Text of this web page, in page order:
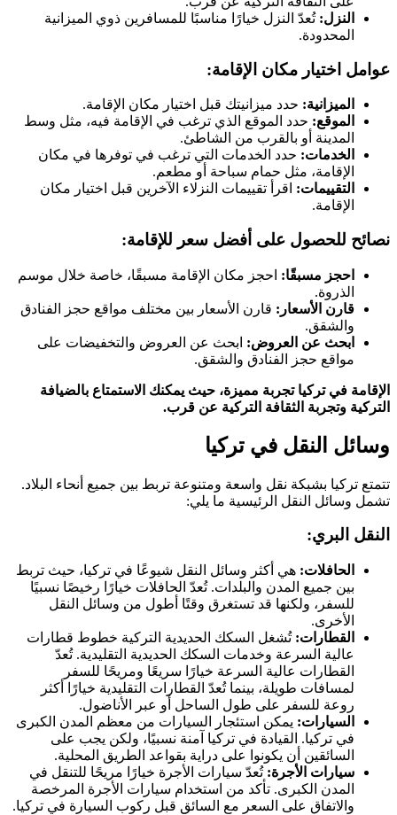
النزل: تُعدّ النزل خيارًا مناسبًا للمسافرين ذوي الميزانية
المحدودة.
عوامل اختيار مكان الإقامة:
الميزانية: حدد ميزانيتك قبل اختيار مكان الإقامة.
الموقع: حدد الموقع الذي ترغب في الإقامة فيه، مثل وسط
المدينة أو بالقرب من الشاطئ.
الخدمات: حدد الخدمات التي ترغب في توفرها في مكان
الإقامة، مثل حمام سباحة أو مطعم.
التقييمات: اقرأ تقييمات النزلاء الآخرين قبل اختيار مكان
الإقامة.
نصائح للحصول على أفضل سعر للإقامة:
احجز مسبقًا: احجز مكان الإقامة مسبقًا، خاصة خلال موسم
الذروة.
قارن الأسعار: قارن الأسعار بين مختلف مواقع حجز الفنادق
والشقق.
ابحث عن العروض: ابحث عن العروض والتخفيضات على
مواقع حجز الفنادق والشقق.
الإقامة في تركيا تجربة مميزة، حيث يمكنك الاستمتاع بالضيافة
التركية وتجربة الثقافة التركية عن قرب.
وسائل النقل في تركيا
تتمتع تركيا بشبكة نقل واسعة ومتنوعة تربط بين جميع أنحاء البلاد.
تشمل وسائل النقل الرئيسية ما يلي:
النقل البري:
الحافلات: هي أكثر وسائل النقل شيوعًا في تركيا، حيث تربط
بين جميع المدن والبلدات. تُعدّ الحافلات خيارًا رخيصًا نسبيًا
للسفر، ولكنها قد تستغرق وقتًا أطول من وسائل النقل
الأخرى.
القطارات: تُشغل السكك الحديدية التركية خطوط قطارات
عالية السرعة وخدمات السكك الحديدية التقليدية. تُعدّ
القطارات عالية السرعة خيارًا سريعًا ومريحًا للسفر
لمسافات طويلة، بينما تُعدّ القطارات التقليدية خيارًا أكثر
روعة للسفر على طول الساحل أو عبر الأناضول.
السيارات: يمكن استئجار السيارات من معظم المدن الكبرى
في تركيا. القيادة في تركيا آمنة نسبيًا، ولكن يجب على
السائقين أن يكونوا على دراية بقواعد الطريق المحلية.
سيارات الأجرة: تُعدّ سيارات الأجرة خيارًا مريحًا للتنقل في
المدن الكبرى. تأكد من استخدام سيارات الأجرة المرخصة
والاتفاق على السعر مع السائق قبل ركوب السيارة في تركيا.